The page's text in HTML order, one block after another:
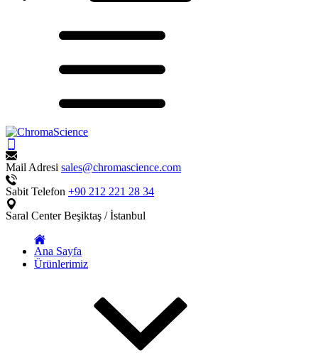
Mail Adresi sales@chromascience.com
Sabit Telefon +90 212 221 28 34
Saral CenterBeşiktaş / İstanbul
Ana Sayfa
Ürünlerimiz